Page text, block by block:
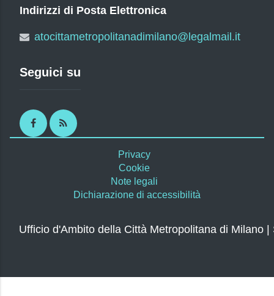
Indirizzi di Posta Elettronica
atocittametropolitanadimilano@legalmail.it
Seguici su
FacebookRSS
Privacy
Cookie
Note legali
Dichiarazione di accessibilità
Ufficio d'Ambito della Città Metropolitana di Milano